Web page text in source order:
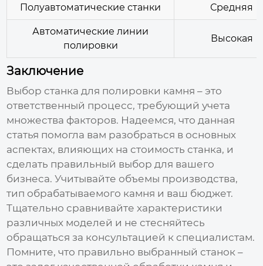
Полуавтоматические станки Средняя
Автоматические линии
полировки
Высокая
Заключение
Выбор станка для полировки камня – это
ответственный процесс, требующий учета
множества факторов. Надеемся, что данная
статья помогла вам разобраться в основных
аспектах, влияющих на стоимость станка, и
сделать правильный выбор для вашего
бизнеса. Учитывайте объемы производства,
тип обрабатываемого камня и ваш бюджет.
Тщательно сравнивайте характеристики
различных моделей и не стесняйтесь
обращаться за консультацией к специалистам.
Помните, что правильно выбранный станок –